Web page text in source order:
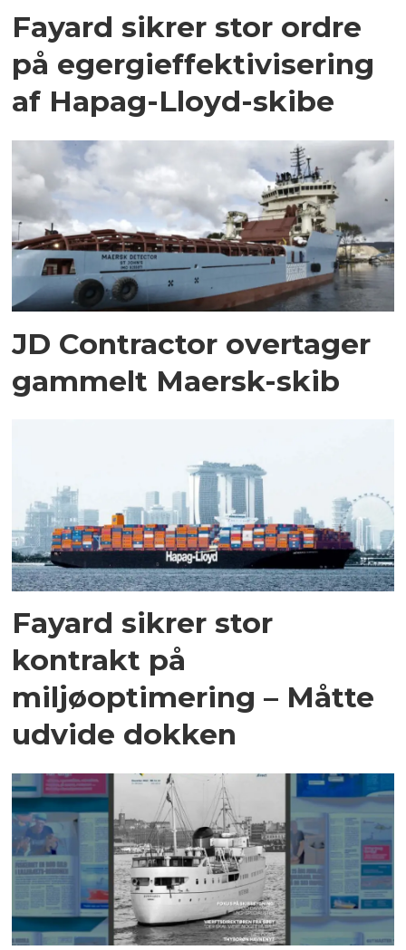
Fayard sikrer stor ordre
på egergieffektivisering
af Hapag-Lloyd-skibe
JD Contractor overtager
gammelt Maersk-skib
Fayard sikrer stor
kontrakt på
miljøoptimering – Måtte
udvide dokken